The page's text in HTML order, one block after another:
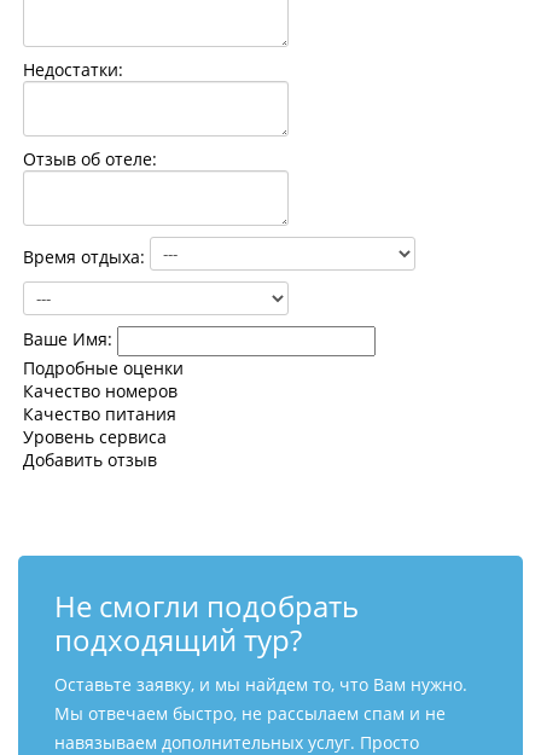
Недостатки:
Отзыв об отеле:
Время отдыха:
Ваше Имя:
Подробные оценки
Качество номеров
Качество питания
Уровень сервиса
Добавить отзыв
Не смогли подобрать
подходящий тур?
Оставьте заявку, и мы найдем то, что Вам нужно.
Мы отвечаем быстро, не рассылаем спам и не
навязываем дополнительных услуг. Просто